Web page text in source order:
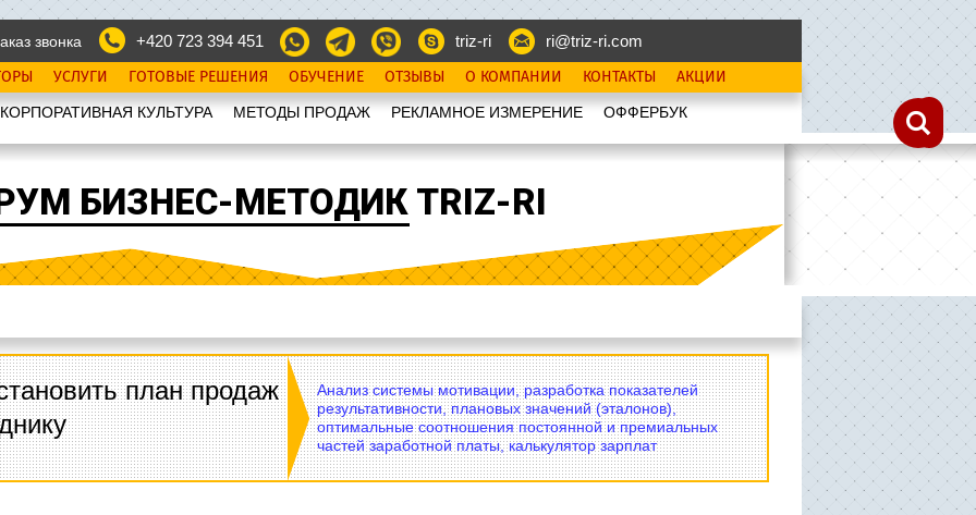
звонка +420 723 394 451 triz-ri ri@triz-ri.com
УСЛУГИ ГОТОВЫЕ РЕШЕНИЯ ОБУЧЕНИЕ ОТЗЫВЫ О КОМПАНИИ КОНТАКТЫ АКЦИИ
КОРПОРАТИВНАЯ КУЛЬТУРА МЕТОДЫ ПРОДАЖ РЕКЛАМНОЕ ИЗМЕРЕНИЕ OФФЕРБУК
БИЗНЕС-МЕТОДИК TRIZ-RI
план продаж
Анализ системы мотивации, разработка показателей
результативности, плановых значений (эталонов),
оптимальные соотношения постоянной и премиальных
частей заработной платы, калькулятор зарплат